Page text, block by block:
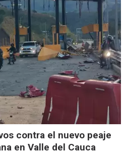
contra el nuevo peaje
en Valle del Cauca